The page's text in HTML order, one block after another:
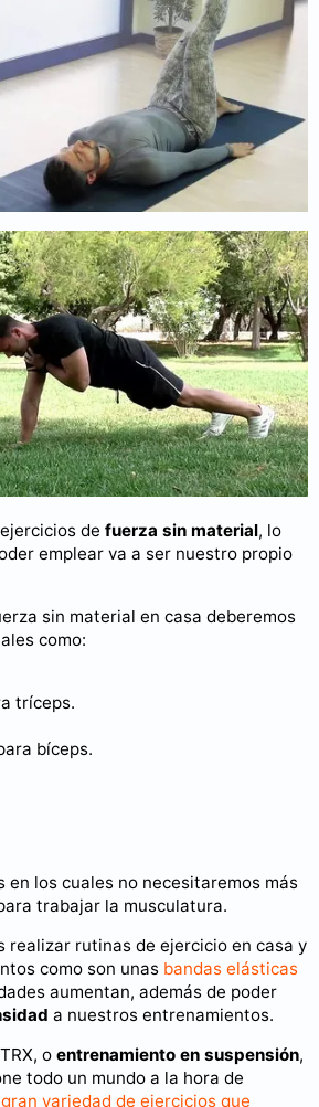
videos en nuestro canal de YouTube
de fuerza en
de fuerza sin material, lo
emplear va a ser nuestro propio
sin material en casa deberemos
como:
tríceps.
bíceps.
en los cuales no necesitaremos más
trabajar la musculatura.
realizar rutinas de ejercicio en casa y
como son unas bandas elásticas
aumentan, además de poder
a nuestros entrenamientos.
o entrenamiento en suspensión,
todo un mundo a la hora de
gran variedad de ejercicios que